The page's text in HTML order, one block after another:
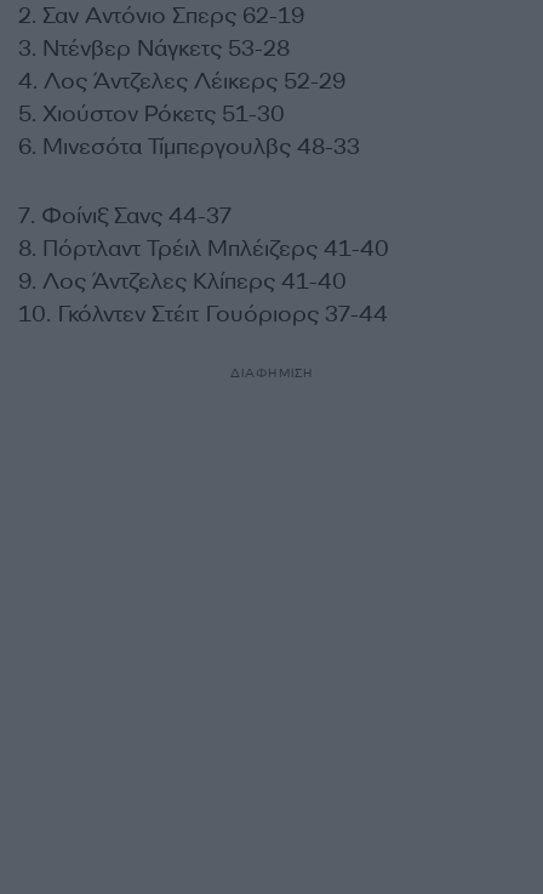
2. Σαν Αντόνιο Σπερς 62-19
3. Ντένβερ Νάγκετς 53-28
4. Λος Άντζελες Λέικερς 52-29
5. Χιούστον Ρόκετς 51-30
6. Μινεσότα Τίμπεργουλβς 48-33
7. Φοίνιξ Σανς 44-37
8. Πόρτλαντ Τρέιλ Μπλέιζερς 41-40
9. Λος Άντζελες Κλίπερς 41-40
10. Γκόλντεν Στέιτ Γουόριορς 37-44
ΔΙΑΦΗΜΙΣΗ